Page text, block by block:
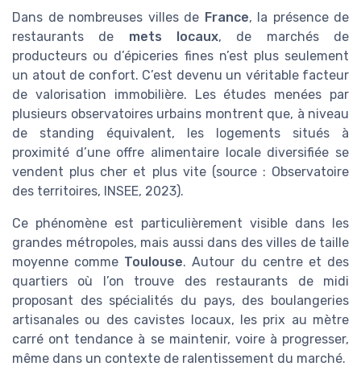
Dans de nombreuses villes de France, la présence de
restaurants de mets locaux, de marchés de
producteurs ou d’épiceries fines n’est plus seulement
un atout de confort. C’est devenu un véritable facteur
de valorisation immobilière. Les études menées par
plusieurs observatoires urbains montrent que, à niveau
de standing équivalent, les logements situés à
proximité d’une offre alimentaire locale diversifiée se
vendent plus cher et plus vite (source : Observatoire
des territoires, INSEE, 2023).
Ce phénomène est particulièrement visible dans les
grandes métropoles, mais aussi dans des villes de taille
moyenne comme Toulouse. Autour du centre et des
quartiers où l’on trouve des restaurants de midi
proposant des spécialités du pays, des boulangeries
artisanales ou des cavistes locaux, les prix au mètre
carré ont tendance à se maintenir, voire à progresser,
même dans un contexte de ralentissement du marché.